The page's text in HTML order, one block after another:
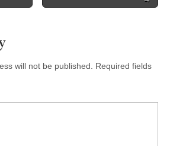
will not be published
Required fields